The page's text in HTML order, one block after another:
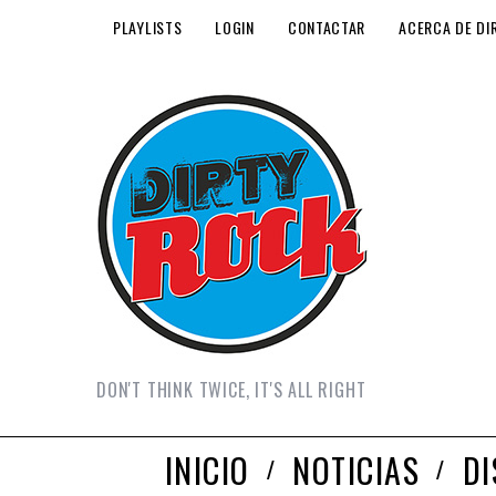
PLAYLISTS LOGIN CONTACTAR ACERCA DE
DON'T THINK TWICE, IT'S ALL RIGHT
INICIO NOTICIAS